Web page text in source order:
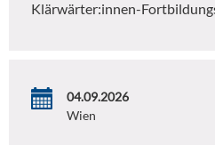
Klärwärter:innen-
04.09.2026
Wien